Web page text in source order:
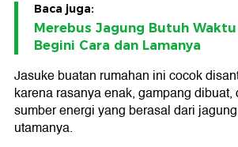
Baca juga:
Merebus Jagung Butuh
Begini Cara dan Lamanya
Jasuke buatan rumahan ini cocok
karena rasanya enak, gampang dibuat,
sumber energi yang berasal dari
utamanya.